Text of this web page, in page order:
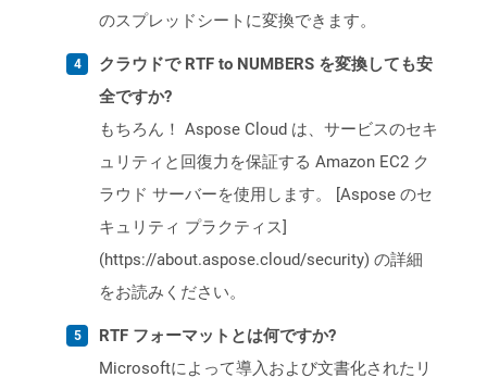
のスプレッドシートに変換できます。
クラウドで RTF to NUMBERS を変換しても安
全ですか?
もちろん！ Aspose Cloud は、サービスのセキ
ュリティと回復力を保証する Amazon EC2 ク
ラウド サーバーを使用します。 [Aspose のセ
キュリティ プラクティス]
(https://about.aspose.cloud/security) の詳細
をお読みください。
RTF フォーマットとは何ですか?
Microsoftによって導入および文書化されたリ